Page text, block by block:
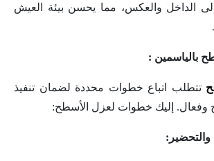
الداخل والعكس، مما يحسن بيئة العيش
بالياسمين :
تتطلب اتباع خطوات محددة لضمان تنفيذ
وفعال. إليك خطوات لعزل الأسطح:
والتحضير: